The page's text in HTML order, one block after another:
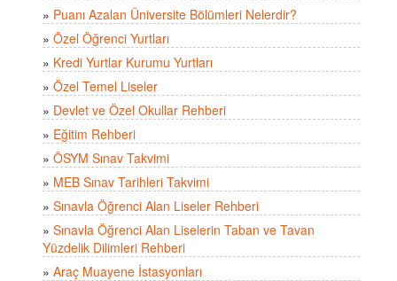
» Puanı Azalan Üniversite Bölümleri Nelerdir?
» Özel Öğrenci Yurtları
» Kredi Yurtlar Kurumu Yurtları
» Özel Temel Liseler
» Devlet ve Özel Okullar Rehberi
» Eğitim Rehberi
» ÖSYM Sınav Takvimi
» MEB Sınav Tarihleri Takvimi
» Sınavla Öğrenci Alan Liseler Rehberi
» Sınavla Öğrenci Alan Liselerin Taban ve Tavan
Yüzdelik Dilimleri Rehberi
» Araç Muayene İstasyonları